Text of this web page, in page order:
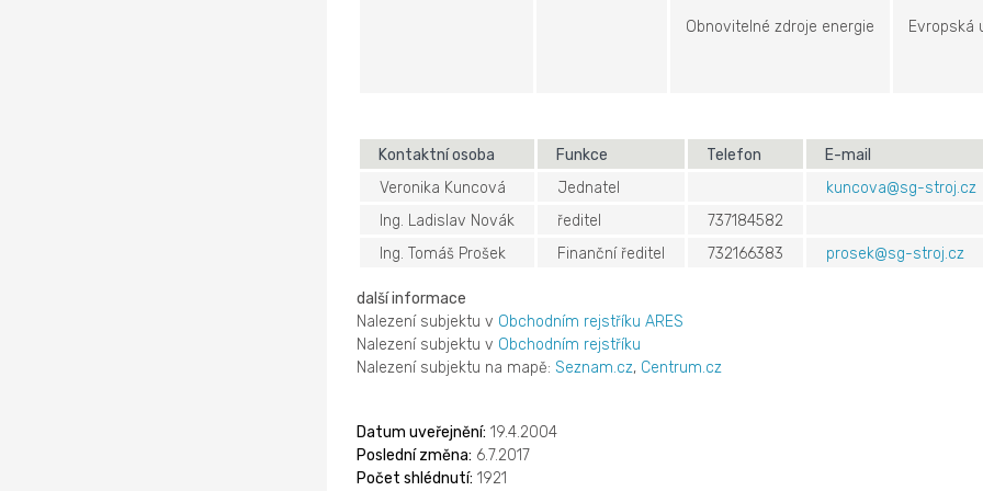
Obnovitelné zdroje energie
Evropská
Kontaktní osoba Funkce Telefon
E-mail
Veronika Kuncová
Jednatel
kuncova@sg-stroj.cz
Ing. Ladislav Novák
ředitel
737184582
Ing. Tomáš Prošek
Finanční ředitel 732166383 prosek@sg-stroj.cz
další informace
Nalezení subjektu v Obchodním rejstříku ARES
Nalezení subjektu v Obchodním rejstříku
Nalezení subjektu na mapě: Seznam.cz, Centrum.cz
Datum uveřejnění: 19.4.2004
Poslední změna: 6.7.2017
Počet shlédnutí: 1921